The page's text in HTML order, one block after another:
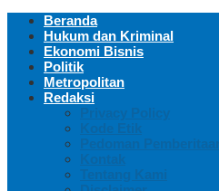
Beranda
Hukum dan Kriminal
Ekonomi Bisnis
Politik
Metropolitan
Redaksi
Privacy Policy
Kode Etik
Pedoman
Kontak
Tentang Kami